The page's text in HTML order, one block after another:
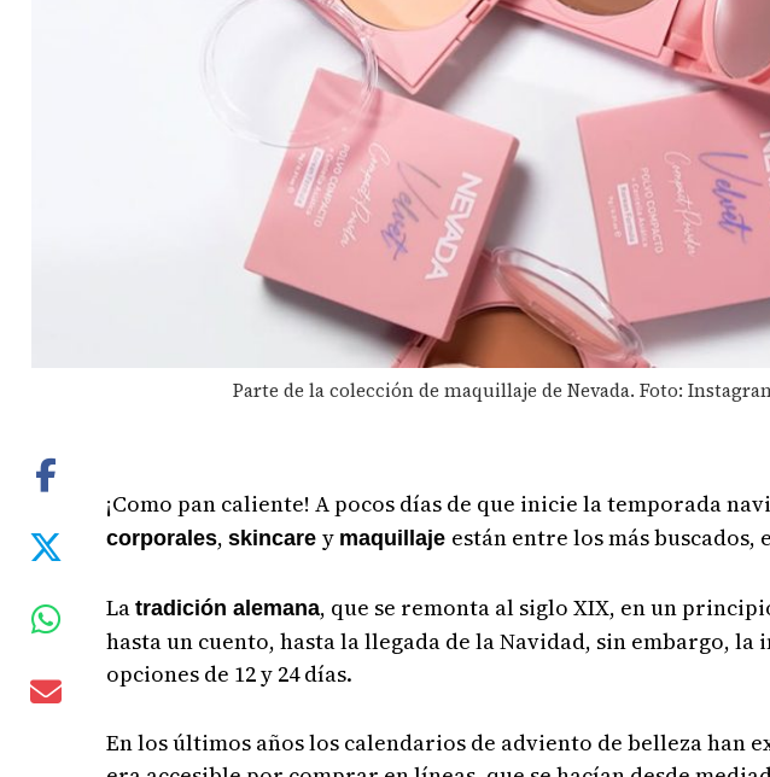
Parte de la colección de maquillaje de Nevada. Foto:
¡Como pan caliente! A pocos días de que inicie la temporada
corporales,skincarey maquillaje están entre los más
Latradición alemana, que se remonta al siglo XIX, en un
hasta un cuento, hasta la llegada de la Navidad, sin embargo,
opciones de 12 y 24 días.
En los últimos años los calendarios de adviento de belleza han